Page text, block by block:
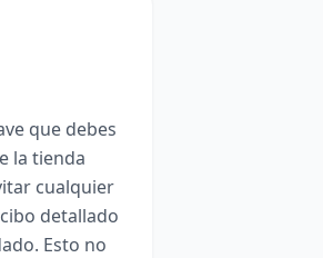
que debes
la tienda
cualquier
detallado
Esto no